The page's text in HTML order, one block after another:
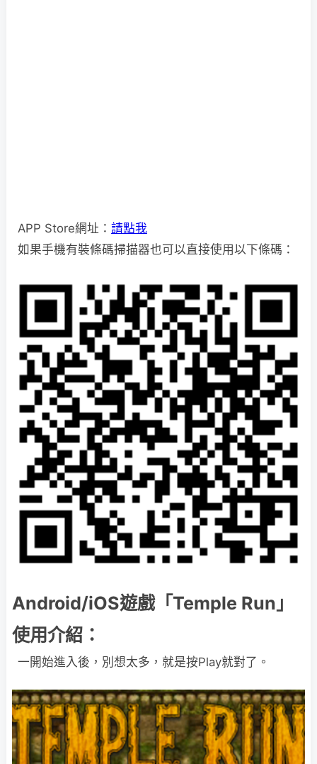
APP Store網址： 請點我
如果手機有裝條碼掃描器也可以直接使用以下條碼：
Android/iOS遊戲「Temple Run」
使用介紹：
一開始進入後，別想太多，就是按Play就對了。